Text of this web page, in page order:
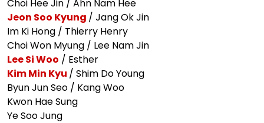
Choi Hee Jin / Ahn Nam Hee
Jeon Soo Kyung / Jang Ok Jin
Im Ki Hong / Thierry Henry
Choi Won Myung / Lee Nam Jin
Lee Si Woo / Esther
Kim Min Kyu / Shim Do Young
Byun Jun Seo / Kang Woo
Kwon Hae Sung
Ye Soo Jung